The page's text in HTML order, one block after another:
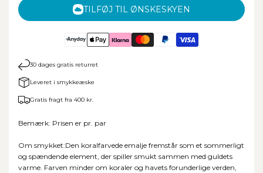
TILFØJ TIL ØNSKESKYEN
30 dages gratis returret
Leveret i smykkeæske
Gratis fragt fra 400 kr.
Bemærk: Prisen er pr. par
Om smykket:Den koralfarvede emalje fremstår som et sommerligt
og spændende element, der spiller smukt sammen med guldets
varme. Farven minder om koraler og havets forunderlige verden,